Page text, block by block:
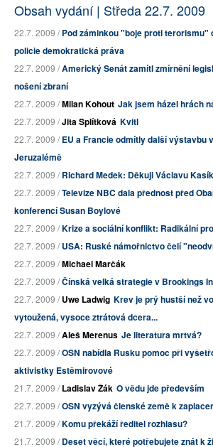
Obsah vydání | Středa 22.7. 2009
22.7. 2009 /Pod záminkou "boje proti terorismu"
policie demokratická práva
22.7. 2009 /Americký Senát zamítl zmírnění
nošení zbraní
22.7. 2009 /Milan Kohout Jak jsem házel hrách
22.7. 2009 /Jita Splítková Kvitl
22.7. 2009 /EU a Francie odmítly další výstavbu
Jeruzalémě
22.7. 2009 /Richard Medek: Děkuji Václavu
22.7. 2009 /Televize NBC dala přednost před
konferencí Susan Boylové
22.7. 2009 /Krize a sociální konflikt: Radikální
22.7. 2009 /USA: Ruské námořnictvo čelí
22.7. 2009 /Michael Marčák
22.7. 2009 /Čínská velká strategie v Brookings
22.7. 2009 /Uwe Ladwig Krev je prý hustší než
vytoužená, vysoce ztrátová dcera...
22.7. 2009 /Aleš Merenus Je literatura mrtvá?
22.7. 2009 /OSN nabídla Rusku pomoc při
aktivistky Estěmirovové
21.7. 2009 /Ladislav Žák O vědu jde především
22.7. 2009 /OSN vyzývá členské země k
21.7. 2009 /Komu překáží ředitel rozhlasu?
21.7. 2009 /Deset věcí, které potřebujete znát k